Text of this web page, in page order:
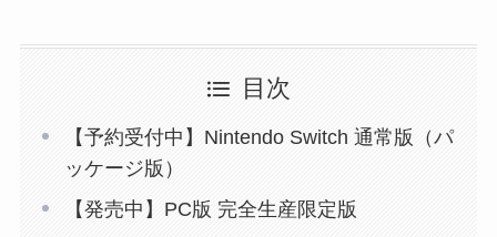
目次
【予約受付中】Nintendo Switch 通常版（パ
ッケージ版）
【発売中】PC版 完全生産限定版